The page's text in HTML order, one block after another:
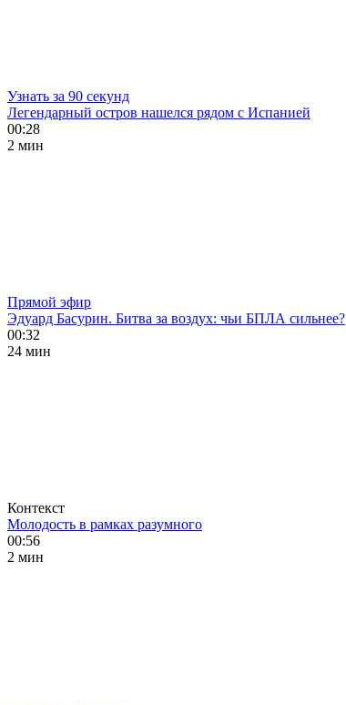
Узнать за 90 секунд
Легендарный остров нашелся рядом с Испанией
00:28
2 мин
Прямой эфир
Эдуард Басурин. Битва за воздух: чьи БПЛА сильнее?
00:32
24 мин
Контекст
Молодость в рамках разумного
00:56
2 мин